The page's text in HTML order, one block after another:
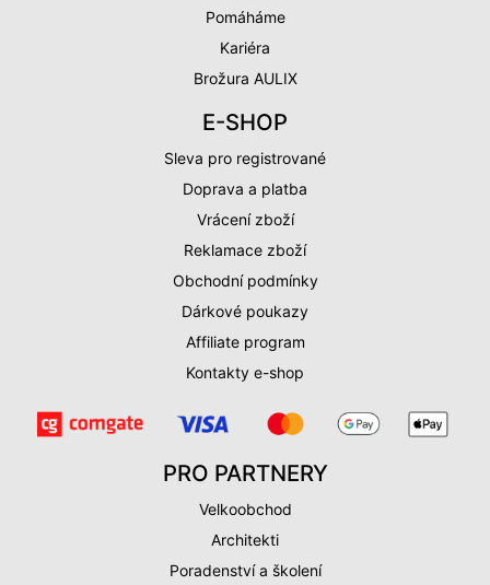
Pomáháme
Kariéra
Brožura AULIX
E-SHOP
Sleva pro registrované
Doprava a platba
Vrácení zboží
Reklamace zboží
Obchodní podmínky
Dárkové poukazy
Affiliate program
Kontakty e-shop
PRO PARTNERY
Velkoobchod
Architekti
Poradenství a školení